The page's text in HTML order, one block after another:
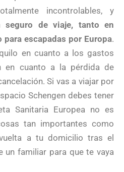
incontrolables, y
seguro de viaje, tanto en
escapadas por Europa.
en cuanto a los gastos
en cuanto a la pérdida de
Si vas a viajar por
Schengen debes tener
Sanitaria Europea no es
tan importantes como
a tu domicilio tras el
un familiar para que te vaya